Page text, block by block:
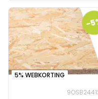
-
5% WEBKORTING